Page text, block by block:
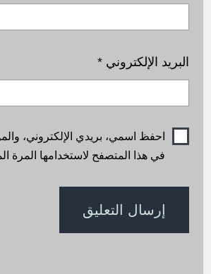
البريد الإلكتروني*
احفظ اسمي، بريدي الإلكتروني،
في هذا المتصفح لاستخدامها المرة